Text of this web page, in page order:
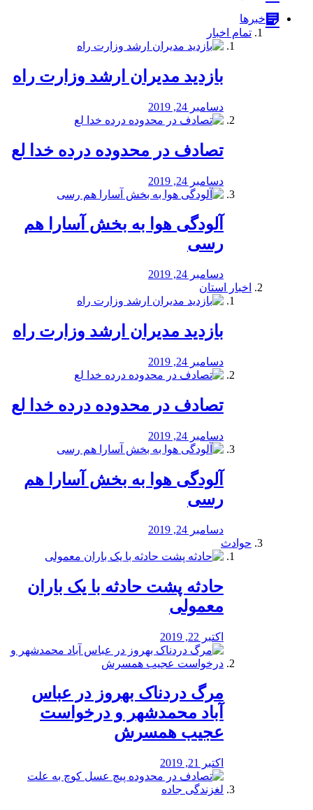
خبرها
تمام اخبار
بازدید مدیران ارشد وزارت راه
دسامبر 24, 2019
تصادف در محدوده درده خدا لع
دسامبر 24, 2019
آلودگی هوا به بخش آسارا هم
رسی
دسامبر 24, 2019
اخبار استان
بازدید مدیران ارشد وزارت راه
دسامبر 24, 2019
تصادف در محدوده درده خدا لع
دسامبر 24, 2019
آلودگی هوا به بخش آسارا هم
رسی
دسامبر 24, 2019
حوادث
️حادثه پشت حادثه با یک باران
معمولی
اکتبر 22, 2019
مرگ دردناک بهروز در عباس
آباد محمدشهر و درخواست
عجیب همسرش
اکتبر 21, 2019